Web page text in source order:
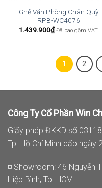
Ghế Văn Phòng Chân Quỳ
RPB-WC4076
1.439.900₫ Đã bao gồm VAT
1 2
Công Ty Cổ Phần Win
Giấy phép ĐKKD số
Tp. Hồ Chí Minh cấp ngày
◽ Showroom: 46 Nguyễn
Hiệp Bình, Tp. HCM